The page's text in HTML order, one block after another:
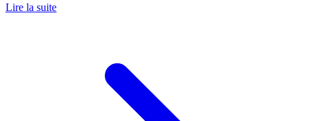
Lire la suite